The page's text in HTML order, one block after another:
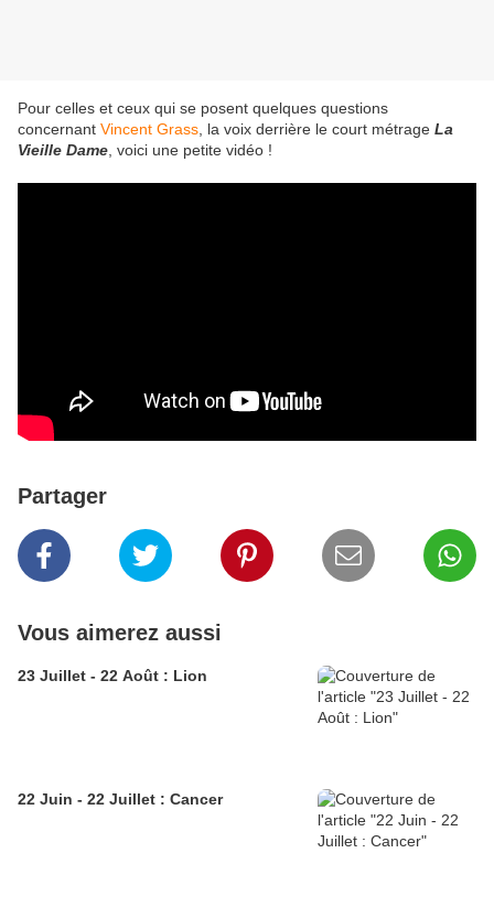
Pour celles et ceux qui se posent quelques questions
concernant Vincent Grass , la voix derrière le court métrage La
Vieille Dame , voici une petite vidéo !
Partager
Vous aimerez aussi
23 Juillet - 22 Août : Lion
22 Juin - 22 Juillet : Cancer